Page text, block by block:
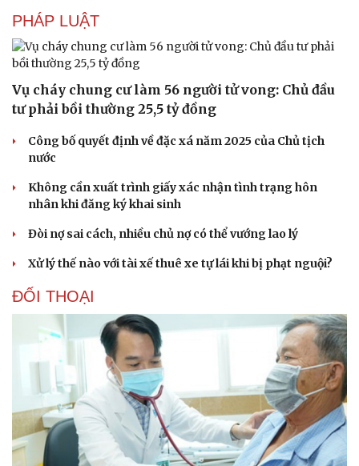
Văn hóa
Sân khấu - Điện ảnh
Văn học
Âm nhạc
Thời trang
PHÁP LUẬT
Vụ cháy chung cư làm 56 người tử vong: Chủ đầu
tư phải bồi thường 25,5 tỷ đồng
Công bố quyết định về đặc xá năm 2025 của Chủ tịch
nước
Không cần xuất trình giấy xác nhận tình trạng hôn
nhân khi đăng ký khai sinh
Đòi nợ sai cách, nhiều chủ nợ có thể vướng lao lý
Xử lý thế nào với tài xế thuê xe tự lái khi bị phạt nguội?
ĐỐI THOẠI